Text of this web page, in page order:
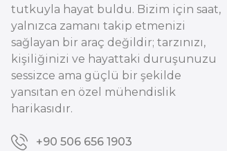
tutkuyla hayat buldu. Bizim için saat,
yalnızca zamanı takip etmenizi
sağlayan bir araç değildir; tarzınızı,
kişiliğinizi ve hayattaki duruşunuzu
sessizce ama güçlü bir şekilde
yansıtan en özel mühendislik
harikasıdır.
+90 506 656 1903